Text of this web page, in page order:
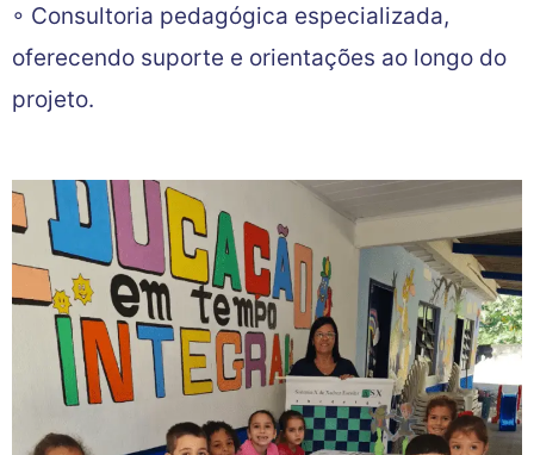
◦ Consultoria pedagógica especializada,
oferecendo suporte e orientações ao longo do
projeto.